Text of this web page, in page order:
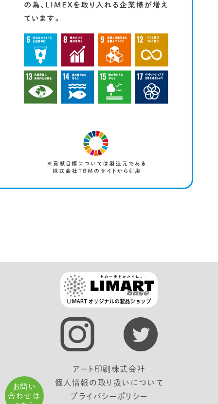
お問い
合わせは
アート印刷株式会社
個人情報の取り扱いについて
プライバシーポリシー